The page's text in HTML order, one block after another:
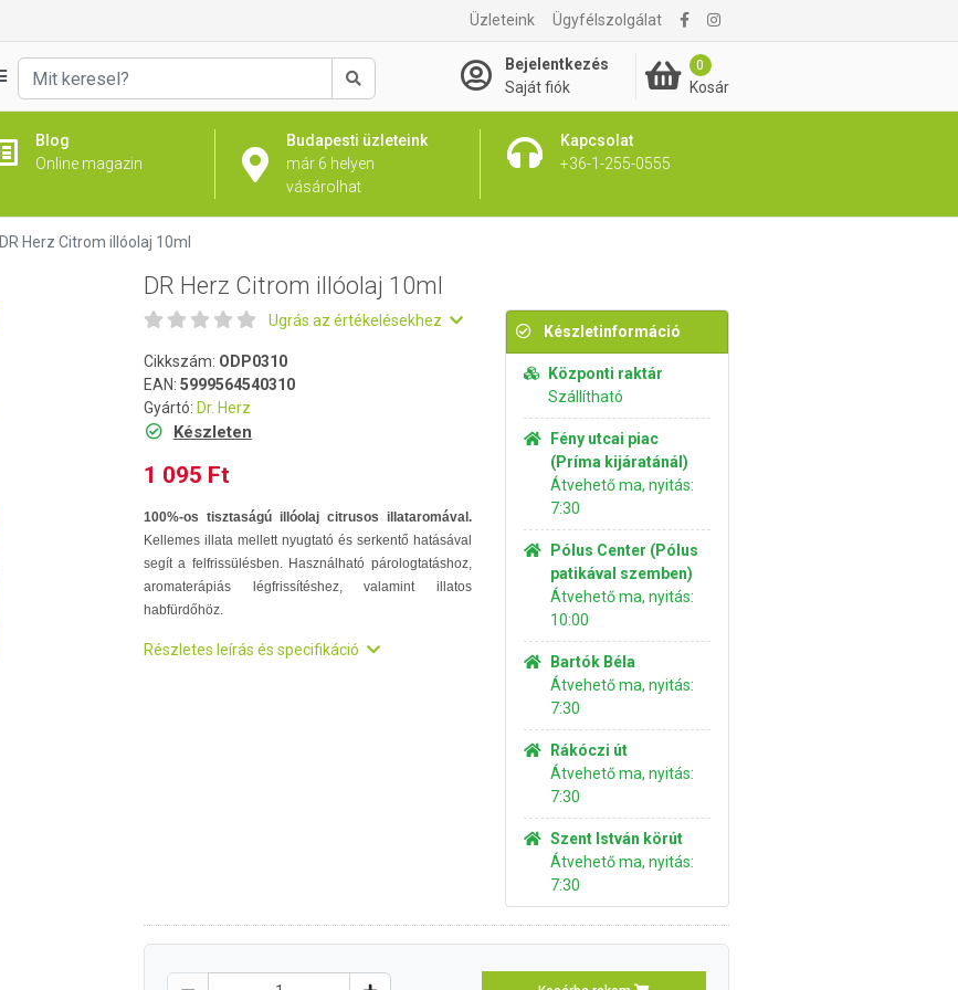
Üzleteink Ügyfélszolgálat
Keresés
Bejelentkezés
Saját fiók
0
Kosár
Blog
Online magazin
Budapesti üzleteink
már 6 helyen
vásárolhat
Kapcsolat
+36-1-255-0555
1 095 Ft Kosárba rakom
DR Herz Citrom illóolaj 10ml
DR Herz Citrom illóolaj 10ml
Ugrás az értékelésekhez
Cikkszám: ODP0310
EAN: 5999564540310
Gyártó: Dr. Herz
Készleten
1 095 Ft
100%-os tisztaságú illóolaj citrusos illataromával.
Kellemes illata mellett nyugtató és serkentő hatásával
segít a felfrissülésben. Használható párologtatáshoz,
aromaterápiás légfrissítéshez, valamint illatos
habfürdőhöz.
Részletes leírás és specifikáció
Készletinformáció
Központi raktár
Szállítható
Fény utcai piac
(Príma kijáratánál)
Átvehető ma, nyitás:
7:30
Pólus Center (Pólus
patikával szemben)
Átvehető ma, nyitás:
10:00
Bartók Béla
Átvehető ma, nyitás:
7:30
Rákóczi út
Átvehető ma, nyitás:
7:30
Szent István körút
Átvehető ma, nyitás:
7:30